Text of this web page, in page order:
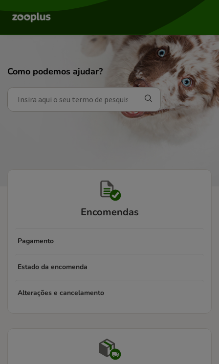
Como podemos ajudar?
Encomendas
Pagamento
Estado da encomenda
Alterações e cancelamento